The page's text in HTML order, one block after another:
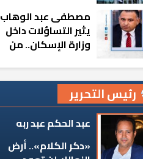
ماستركارد
مصطفى عبد الوهاب
يثير التساؤلات داخل
وزارة الإسكان.. من
المناصب؟
رئيس التحرير
عبد الحكم عبد ربه
«دكر الكلام».. أرض